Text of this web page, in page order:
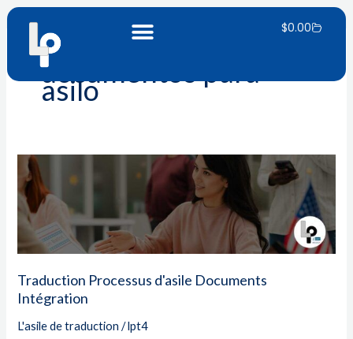
Skip
content
$0.00Panier
documentos para
asilo
Traduction Processus d'asile Documents
Intégration
L'asile de traduction /lpt4
Traduction
Processus
d'asile
Documents
Intégration